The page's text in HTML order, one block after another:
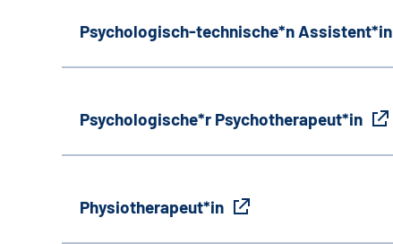
Psychologisch-technische*n Assistent*in
Psychologische*r Psychotherapeut*in
Physiotherapeut*in